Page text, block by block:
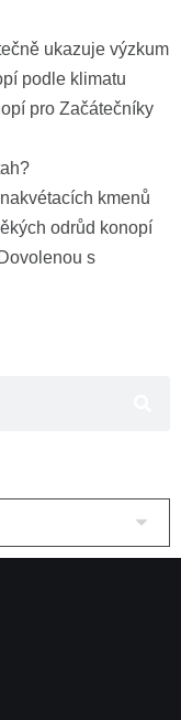
ukazuje výzkum
podle klimatu
pro Začátečníky
kmenů
odrůd konopí
s